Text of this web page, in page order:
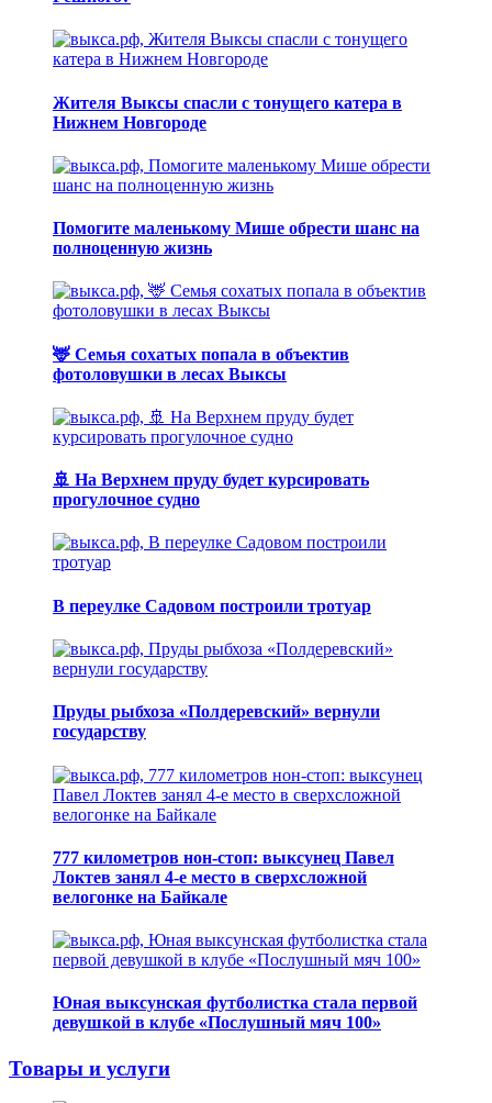
Жителя Выксы спасли с тонущего катера в
Нижнем Новгороде
Помогите маленькому Мише обрести шанс на
полноценную жизнь
🦌 Семья сохатых попала в объектив
фотоловушки в лесах Выксы
🚢 На Верхнем пруду будет курсировать
прогулочное судно
В переулке Садовом построили тротуар
Пруды рыбхоза «Полдеревский» вернули
государству
777 километров нон-стоп: выксунец Павел
Локтев занял 4-е место в сверхсложной
велогонке на Байкале
Юная выксунская футболистка стала первой
девушкой в клубе «Послушный мяч 100»
Товары и услуги